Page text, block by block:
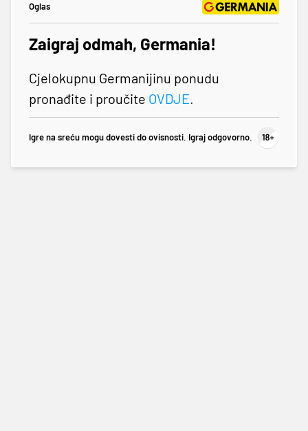
Oglas
Zaigraj odmah, Germania!
Cjelokupnu Germanijinu ponudu
pronađite i proučite OVDJE.
Igre na sreću mogu dovesti do ovisnosti. Igraj odgovorno.